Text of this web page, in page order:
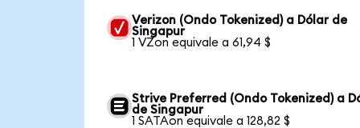
Verizon (Ondo Tokenized) a Dólar de
Singapur
1 VZon equivale a 61,94 $
Strive Preferred (Ondo Tokenized) a
de Singapur
1 SATAon equivale a 128,82 $